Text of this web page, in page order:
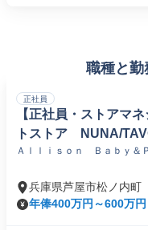
職種と勤
正社員
【正社員・ストアマ
トストア NUNA/
Ａｌｌｉｓｏｎ Ｂａｂｙ＆
兵庫県芦屋市松ノ内町
年俸400万円～600万円